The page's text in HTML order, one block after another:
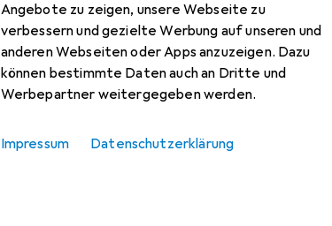
Angebote zu zeigen, unsere Webseite zu
verbessern und gezielte Werbung auf unseren und
anderen Webseiten oder Apps anzuzeigen. Dazu
können bestimmte Daten auch an Dritte und
Werbepartner weitergegeben werden.
Impressum Datenschutzerklärung
Zubehör für